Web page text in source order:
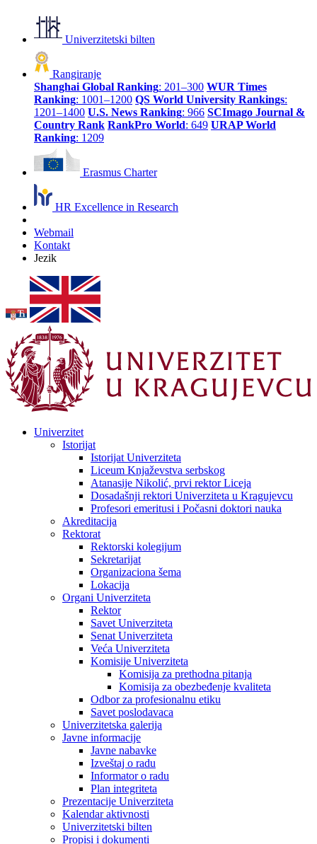
Univerzitetski bilten
Rangiranje
Shanghai Global Ranking: 201–300 WUR Times
Ranking: 1001–1200 QS World University Rankings:
1201–1400 U.S. News Ranking: 966 SCImago Journal &
Country Rank RankPro World: 649 URAP World
Ranking: 1209
Erasmus Charter
HR Excellence in Research
Webmail
Kontakt
Jezik
Univerzitet
Istorijat
Istorijat Univerziteta
Liceum Knjaževstva serbskog
Atanasije Nikolić, prvi rektor Liceja
Dosadašnji rektori Univerziteta u Kragujevcu
Profesori emeritusi i Počasni doktori nauka
Akreditacija
Rektorat
Rektorski kolegijum
Sekretarijat
Organizaciona šema
Lokacija
Organi Univerziteta
Rektor
Savet Univerziteta
Senat Univerziteta
Veća Univerziteta
Komisije Univerziteta
Komisija za prethodna pitanja
Komisija za obezbeđenje kvaliteta
Odbor za profesionalnu etiku
Savet poslodavaca
Univerzitetska galerija
Javne informacije
Javne nabavke
Izveštaj o radu
Informator o radu
Plan integriteta
Prezentacije Univerziteta
Kalendar aktivnosti
Univerzitetski bilten
Propisi i dokumenti